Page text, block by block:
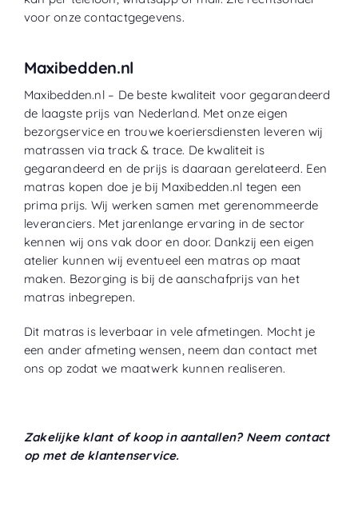
voor onze contactgegevens.
Maxibedden.nl
Maxibedden.nl – De beste kwaliteit voor gegarandeerd
de laagste prijs van Nederland. Met onze eigen
bezorgservice en trouwe koeriersdiensten leveren wij
matrassen via track & trace. De kwaliteit is
gegarandeerd en de prijs is daaraan gerelateerd. Een
matras kopen doe je bij Maxibedden.nl tegen een
prima prijs. Wij werken samen met gerenommeerde
leveranciers. Met jarenlange ervaring in de sector
kennen wij ons vak door en door. Dankzij een eigen
atelier kunnen wij eventueel een matras op maat
maken. Bezorging is bij de aanschafprijs van het
matras inbegrepen.
Dit matras is leverbaar in vele afmetingen. Mocht je
een ander afmeting wensen, neem dan contact met
ons op zodat we maatwerk kunnen realiseren.
Zakelijke klant of koop in aantallen? Neem contact
op met de klantenservice.